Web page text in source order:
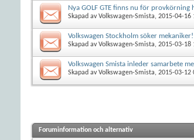
Nya GOLF GTE finns nu för provkörning
Skapad avVolkswagen-Smista, 2015-04-16
Volkswagen Stockholm söker mekaniker!
Skapad avVolkswagen-Smista, 2015-03-18
Volkswagen Smista inleder samarbete
Skapad avVolkswagen-Smista, 2015-03-12
Foruminformation och alternativ